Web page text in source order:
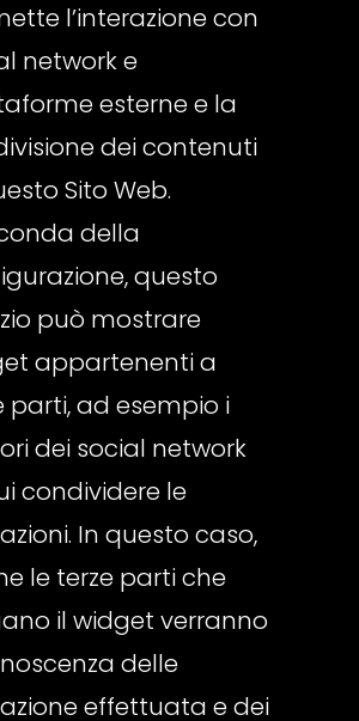
l’interazione con
network e
esterne e la
dei contenuti
Sito Web.
della
questo
può mostrare
appartenenti a
parti, ad esempio i
dei social network
condividere le
In questo caso,
le terze parti che
il widget verranno
delle
effettuata e dei